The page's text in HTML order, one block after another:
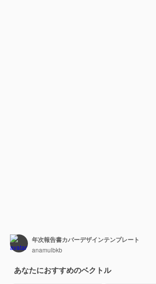
年次報告書カバーデザインテンプレート
anamulbkb
あなたにおすすめのベクトル